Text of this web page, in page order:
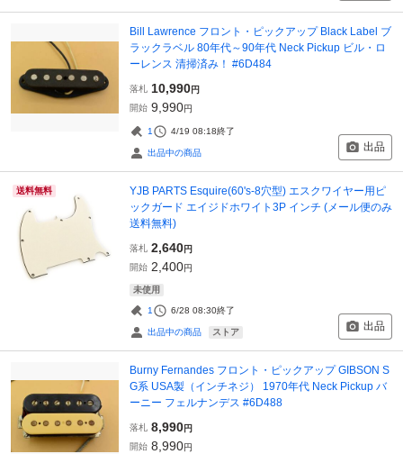
Bill Lawrence フロント・ピックアップ Black Label ブ
ラックラベル 80年代～90年代 Neck Pickup ビル・ロ
ーレンス 清掃済み！ #6D484
落札 10,990円
開始 9,990円
1 4/19 08:18終了
出品中の商品 出品
送料無料
YJB PARTS Esquire(60's-8穴型) エスクワイヤー用ピ
ックガード エイジドホワイト3P インチ (メール便のみ
送料無料)
落札 2,640円
開始 2,400円
未使用
1 6/28 08:30終了
出品中の商品 ストア 出品
Burny Fernandes フロント・ピックアップ GIBSON S
G系 USA製（インチネジ） 1970年代 Neck Pickup バ
ーニー フェルナンデス #6D488
落札 8,990円
開始 8,990円